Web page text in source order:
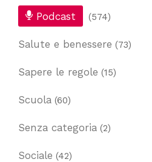
Podcast (574)
Salute e benessere (73)
Sapere le regole (15)
Scuola (60)
Senza categoria (2)
Sociale (42)